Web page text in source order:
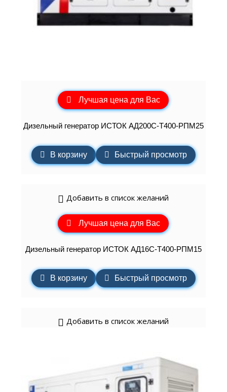
Лучшая цена для Вас
Дизельный генератор ИСТОК АД200С-Т400-РПМ25
В корзину Быстрый просмотр
Добавить в список желаний
Лучшая цена для Вас
Дизельный генератор ИСТОК АД16С-Т400-РПМ15
В корзину Быстрый просмотр
Добавить в список желаний